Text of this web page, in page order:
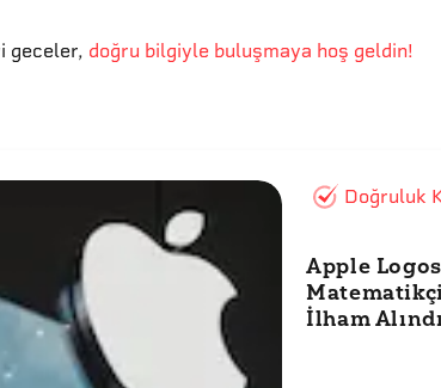
geceler, doğru bilgiyle buluşmaya hoş geldin!
Doğruluk
Apple
İlham